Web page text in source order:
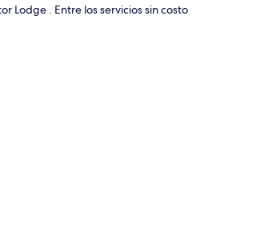
Lodge . Entre los servicios sin costo